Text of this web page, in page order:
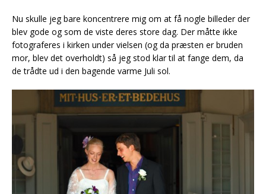
Nu skulle jeg bare koncentrere mig om at få nogle billeder der
blev gode og som de viste deres store dag. Der måtte ikke
fotograferes i kirken under vielsen (og da præsten er bruden
mor, blev det overholdt) så jeg stod klar til at fange dem, da
de trådte ud i den bagende varme Juli sol.